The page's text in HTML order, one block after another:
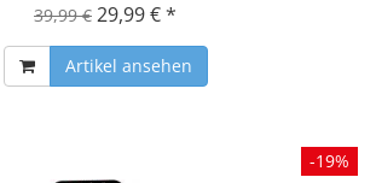
39,99 € 29,99 € *
Artikel ansehen
-19%